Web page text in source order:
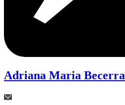
Adriana Maria Becerra